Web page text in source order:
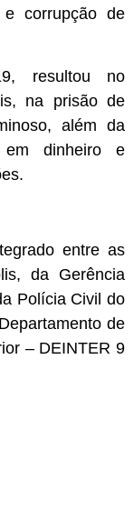
corrupção de
resultou no
na prisão de
além da
em dinheiro e
entre as
da Gerência
Polícia Civil do
de
– DEINTER 9